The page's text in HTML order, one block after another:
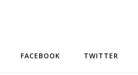
FACEBOOK TWITTER